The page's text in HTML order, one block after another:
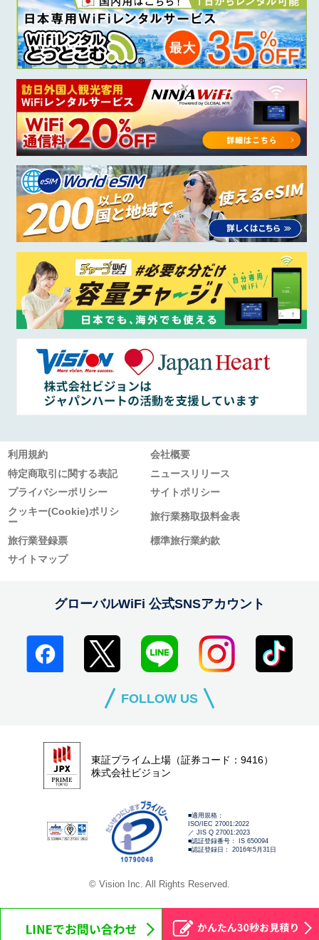
利用規約
会社概要
特定商取引に関する表記
ニュースリリース
プライバシーポリシー
サイトポリシー
クッキー(Cookie)ポリシ
ー
旅行業務取扱料金表
旅行業登録票
標準旅行業約款
サイトマップ
グローバルWiFi 公式SNSアカウント
FOLLOW US
東証プライム上場（証券コード：9416）
株式会社ビジョン
■適用規格：
ISO/IEC 27001:2022
／ JIS Q 27001:2023
■認証登録番号： IS 650094
■認証登録日： 2016年5月31日
© Vision Inc. All Rights Reserved.